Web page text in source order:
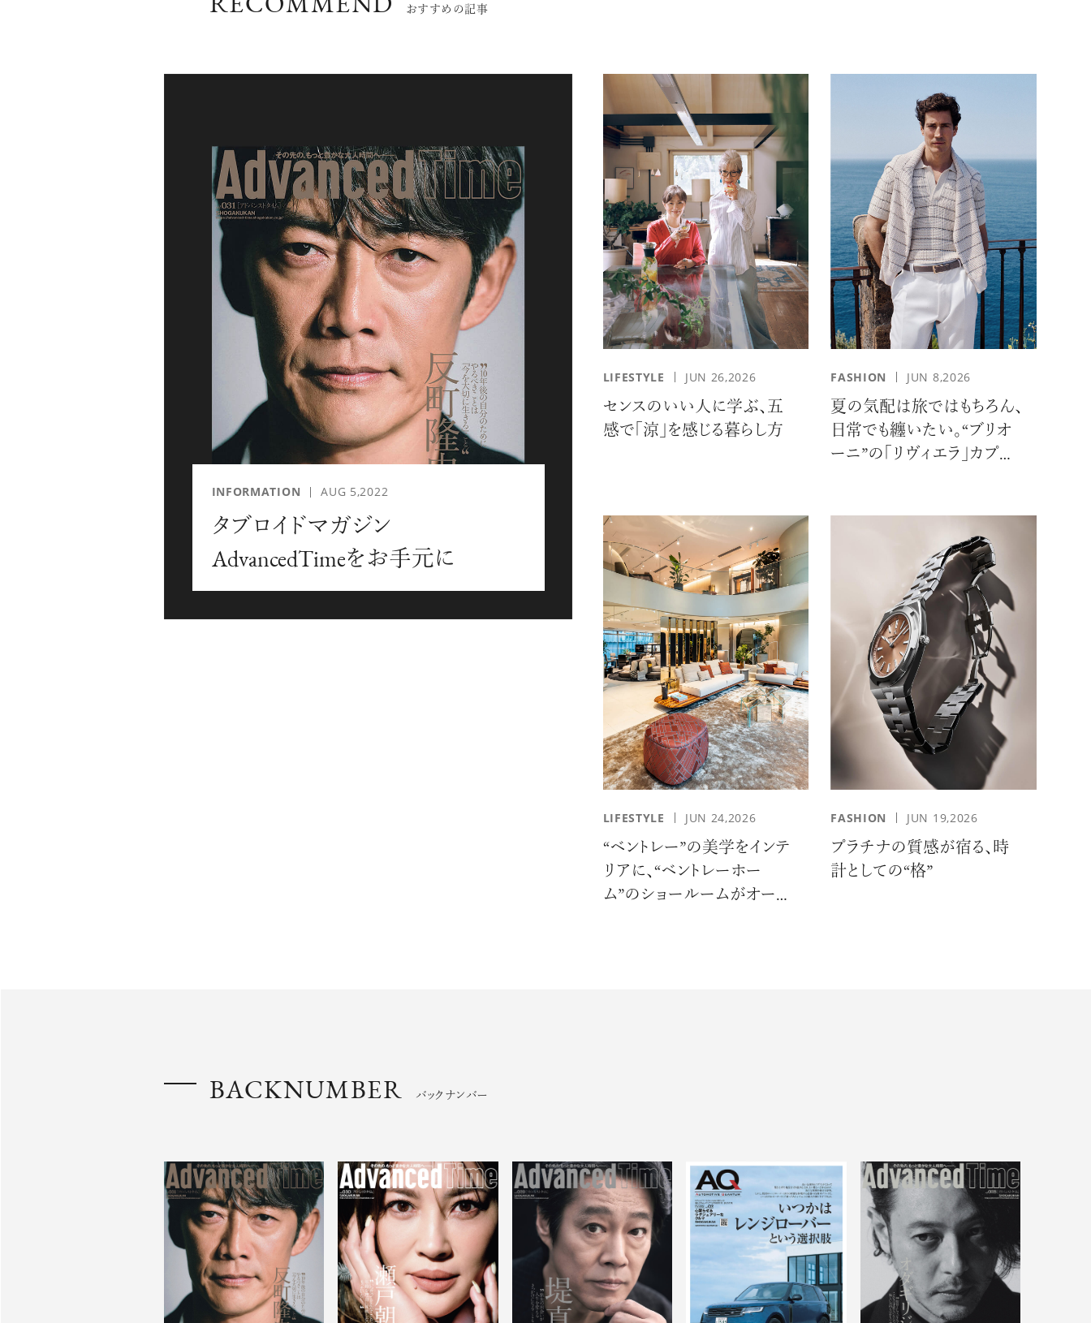
シャルに寄り添いたい。
何かに縛られていた時間から解き放たれつつある世代のライフスタイル
を豊かに彩る『AdvancedTime』が発信する情報をさらに充実し、より速やか
に、活用できる「AdvancedClub」会員組織を設けました。
「AdvancedClub」会員に登録すると、プレゼント応募情報の一覧、プレミアム
な会員限定イベント、ブランドのエクスクルーシブアイテムの紹介など、特
別なコンテンツ情報をメールマガジンでお届け致します。更に
『AdvancedTime』のタブロイドマガジンのご案内もあり、送付手数料のみを
ご負担いただくことでお手元で『AdvancedTime』をお楽しみいただけます。
一緒に『AdvancedTime』を楽しみましょう！
会員登録をする ログイン
RECOMMEND おすすめの記事
INFORMATION AUG 5,2022
タブロイドマガジン
AdvancedTimeをお手元に
LIFESTYLE JUN 26,2026
センスのいい人に学ぶ、五
感で「涼」を感じる暮らし方
FASHION JUN 8,2026
夏の気配は旅ではもちろん、
日常でも纏いたい。“ブリオ
ーニ”の「リヴィエラ」カプセ
LIFESTYLE JUN 24,2026
“ベントレー”の美学をインテ
リアに、“ベントレーホー
ム”のショールームがオープ
FASHION JUN 19,2026
プラチナの質感が宿る、時
計としての“格”
BACKNUMBER バックナンバー